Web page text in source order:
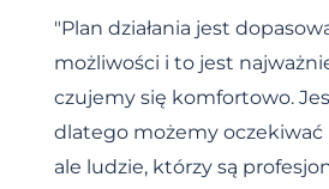
"Plan działania jest
możliwości i to jest
czujemy się komfortowo.
dlatego możemy oczekiwać
ale ludzie, którzy są